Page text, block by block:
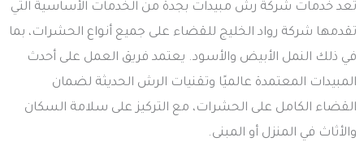
تعد خدمات شركة رش مبيدات بجدة من الخدمات الأساسية التي
تقدمها شركة رواد الخليج للقضاء على جميع أنواع الحشرات، بما
في ذلك النمل الأبيض والأسود. يعتمد فريق العمل على أحدث
المبيدات المعتمدة عالميًا وتقنيات الرش الحديثة لضمان
القضاء الكامل على الحشرات، مع التركيز على سلامة السكان
والأثاث في المنزل أو المبنى.